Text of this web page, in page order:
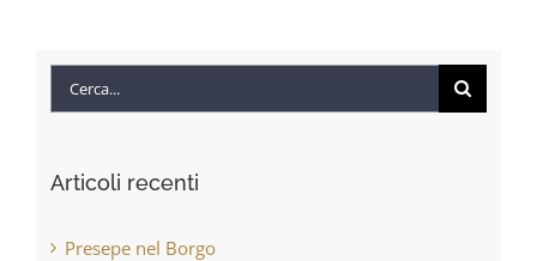
Cerca
Articoli recenti
Presepe nel Borgo